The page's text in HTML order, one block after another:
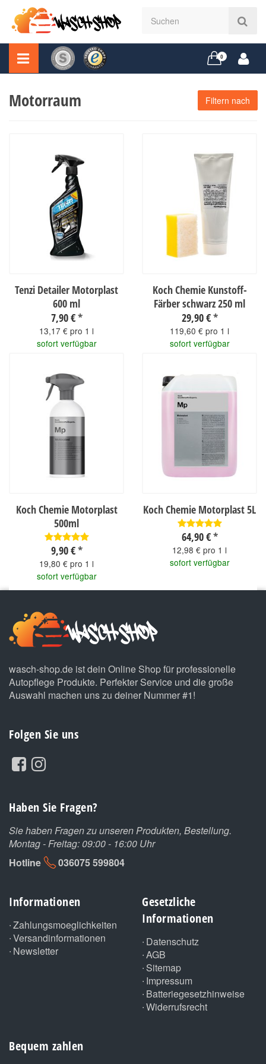
0
Motorraum Filtern nach
Tenzi Detailer Motorplast
600 ml
7,90 €*
13,17 € pro 1 l
sofort verfügbar
Koch Chemie Kunstoff-
Färber schwarz 250 ml
29,90 €*
119,60 € pro 1 l
sofort verfügbar
Koch Chemie Motorplast
500ml
9,90 €*
19,80 € pro 1 l
sofort verfügbar
Koch Chemie Motorplast 5L
64,90 €*
12,98 € pro 1 l
sofort verfügbar
wasch-shop.de ist dein Online Shop für professionelle
Autopflege Produkte. Perfekter Service und die große
Auswahl machen uns zu deiner Nummer #1!
Folgen Sie uns
Haben Sie Fragen?
Sie haben Fragen zu unseren Produkten, Bestellung.
Montag - Freitag: 09:00 - 16:00 Uhr
Hotline
036075 599804
Informationen
Zahlungsmoeglichkeiten
Versandinformationen
Newsletter
Gesetzliche
Informationen
Datenschutz
AGB
Sitemap
Impressum
Batteriegesetzhinweise
Widerrufsrecht
Bequem zahlen